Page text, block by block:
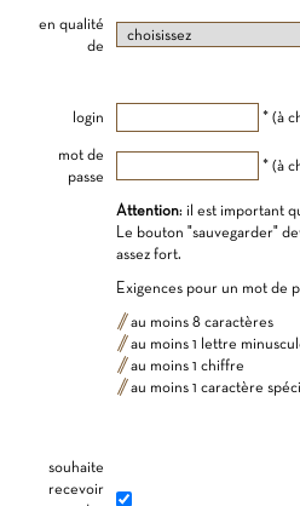
en qualité
de
login * (à
mot de
passe
* (à
Attention: il est important
Le bouton "sauvegarder"
assez fort.
Exigences pour un mot de
au moins 8 caractères
au moins 1 lettre
au moins 1 chiffre
au moins 1 caractère
souhaite
recevoir